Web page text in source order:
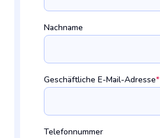
Nachname
Geschäftliche E-Mail-Adresse*
Telefonnummer